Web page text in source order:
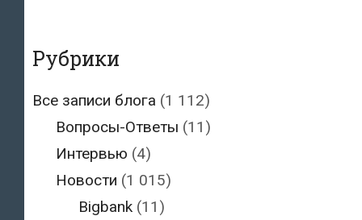
Рубрики
Все записи блога (1 112)
Вопросы-Ответы (11)
Интервью (4)
Новости (1 015)
Bigbank (11)